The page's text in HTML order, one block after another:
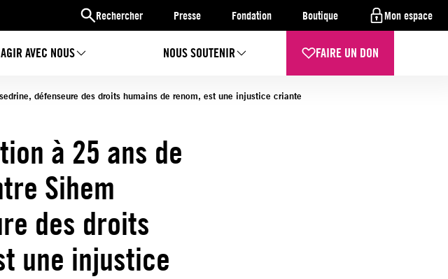
Rechercher Presse Fondation Boutique Mon espace
AGIR AVEC NOUS NOUS SOUTENIR FAIRE UN DON
défenseure des droits humains de renom, est une injustice criante
à 25 ans de
Sihem
des droits
une injustice